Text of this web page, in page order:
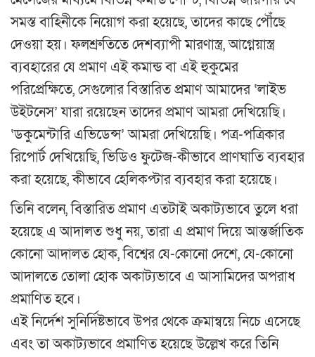
সমস্ত বাহিনীকে নিয়োগ করা হয়েছে, তাদের কাছে পৌঁছে
দেওয়া হয়। ফলশ্রুতিতে দেশব্যাপী মারণাস্ত্র, আগ্নেয়াস্ত্র
ব্যবহারের যে প্রমাণ এই কমান্ড বা এই হুকুমের
পরিপ্রেক্ষিতে, সেগুলোর বিস্তারিত প্রমাণ আমাদের ‘লাইভ
উইটনেস’ যারা রয়েছেন তাদের প্রমাণ আমরা দেখিয়েছি।
‘ডকুমেন্টারি এভিডেন্স’ আমরা দেখিয়েছি। পত্র-পত্রিকার
রিপোর্ট দেখিয়েছি, ভিডিও ফুটেজ-কীভাবে প্রাণঘাতি ব্যবহার
করা হয়েছে, কীভাবে হেলিকপ্টার ব্যবহার করা হয়েছে।
তিনি বলেন, বিস্তারিত প্রমাণ এতটাই অকাট্যভাবে তুলে ধরা
হয়েছে এ আদালত শুধু নয়, তারা এ প্রমাণ দিয়ে আন্তর্জাতিক
কোনো আদালত হোক, বিশ্বের যে-কোনো দেশে, যে-কোনো
আদালতে তোলা হোক অকাট্যভাবে এ আসামিদের অপরাধ
প্রমাণিত হবে।
এই নির্দেশ সুনির্দিষ্টভাবে উপর থেকে ক্রমান্বয়ে নিচে এসেছে
এবং তা অকাট্যভাবে প্রমাণিত হয়েছে উল্লেখ করে তিনি